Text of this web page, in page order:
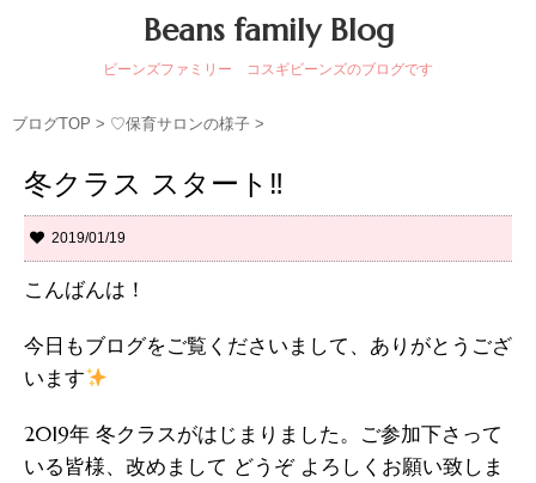
Beans family Blog
ビーンズファミリー コスギビーンズのブログです
ブログTOP > ♡保育サロンの様子 >
冬クラス スタート‼︎
2019/01/19
こんばんは！
今日もブログをご覧くださいまして、ありがとうござ
います
2019年 冬クラスがはじまりました。ご参加下さって
いる皆様、改めまして どうぞ よろしくお願い致しま